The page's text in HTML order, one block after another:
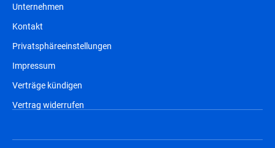
Unternehmen
Kontakt
Privatsphäreeinstellungen
Impressum
Verträge kündigen
Vertrag widerrufen